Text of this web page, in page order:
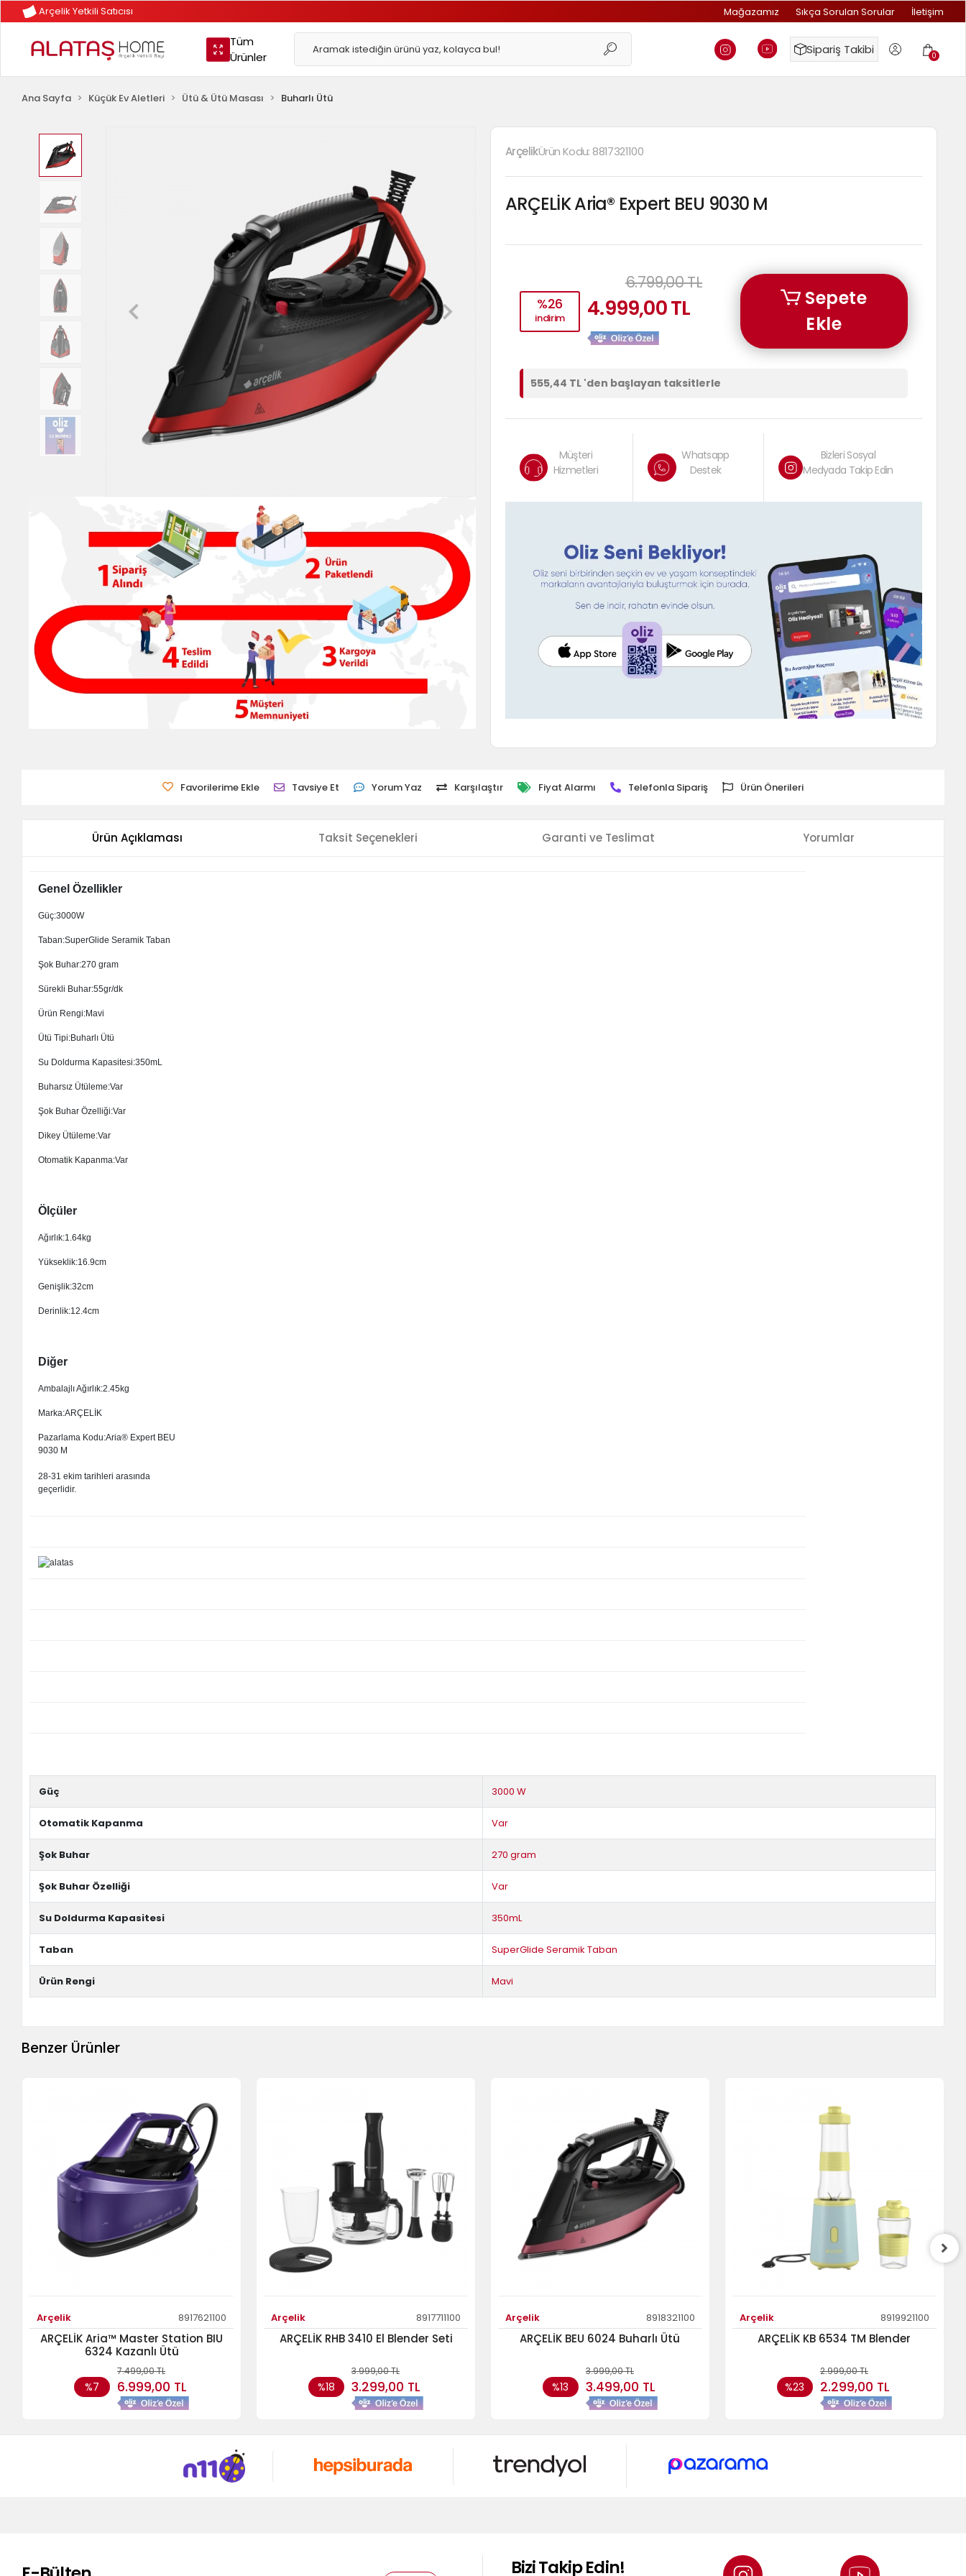
Arçelik Yetkili Satıcısı Mağazamız Sıkça Sorulan Sorular İletişim
Tüm
Ürünler
Sipariş Takibi 0
Ana Sayfa Küçük Ev Aletleri Ütü & Ütü Masası Buharlı Ütü
ArçelikÜrün Kodu: 8817321100
ARÇELİK Aria® Expert BEU 9030 M
%26
indirim
6.799,00 TL
4.999,00 TL
Sepete
Ekle
555,44 TL 'den başlayan taksitlerle
Müşteri
Hizmetleri
Whatsapp
Destek
Bizleri Sosyal
Medyada Takip Edin
Favorilerime Ekle Tavsiye Et Yorum Yaz Karşılaştır Fiyat Alarmı Telefonla Sipariş Ürün Önerileri
Ürün Açıklaması Taksit Seçenekleri Garanti ve Teslimat Yorumlar
Genel Özellikler
Güç:3000W
Taban:SuperGlide Seramik Taban
Şok Buhar:270 gram
Sürekli Buhar:55gr/dk
Ürün Rengi:Mavi
Ütü Tipi:Buharlı Ütü
Su Doldurma Kapasitesi:350mL
Buharsız Ütüleme:Var
Şok Buhar Özelliği:Var
Dikey Ütüleme:Var
Otomatik Kapanma:Var
Ölçüler
Ağırlık:1.64kg
Yükseklik:16.9cm
Genişlik:32cm
Derinlik:12.4cm
Diğer
Ambalajlı Ağırlık:2.45kg
Marka:ARÇELİK
Pazarlama Kodu:Aria® Expert BEU
9030 M
28-31 ekim tarihleri arasında
geçerlidir.
Güç 3000 W
Otomatik Kapanma Var
Şok Buhar 270 gram
Şok Buhar Özelliği Var
Su Doldurma Kapasitesi 350mL
Taban SuperGlide Seramik Taban
Ürün Rengi Mavi
Benzer Ürünler
Arçelik 8917621100
ARÇELİK Aria™ Master Station BIU
6324 Kazanlı Ütü
%7
7.499,00 TL
6.999,00 TL
Arçelik 8917711100
ARÇELİK RHB 3410 El Blender Seti
%18
3.999,00 TL
3.299,00 TL
Arçelik 8918321100
ARÇELİK BEU 6024 Buharlı Ütü
%13
3.999,00 TL
3.499,00 TL
Arçelik 8919921100
ARÇELİK KB 6534 TM Blender
%23
2.999,00 TL
2.299,00 TL
Bizi Takip Edin!